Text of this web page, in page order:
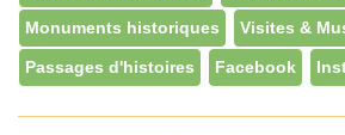
Monuments historiques Visites &
Passages d'histoires Facebook